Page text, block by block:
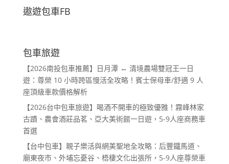
遨遊包車FB
包車旅遊
【2026南投包車推薦】日月潭 ↔ 清境農場雙冠王一日
遊：尊榮 10 小時跨區慢活全攻略！賓士保母車/舒適 9 人
座頂級車款價格解析
【2026台中包車旅遊】喝酒不開車的極致優雅！霧峰林家
古蹟、農會酒莊品茗、亞大美術館一日遊，5-9人座商務車
首選
【台中包車】親子樂活與網美聖地全攻略：后豐鐵馬道、
廟東夜市、外埔忘憂谷、梧棲文化出張所，5-9人座尊榮車